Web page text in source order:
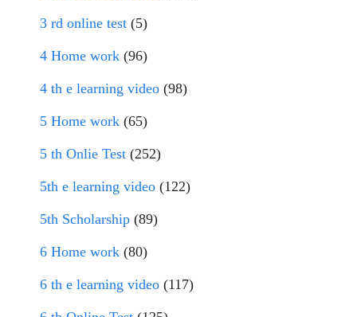
3 rd online test (5)
4 Home work (96)
4 th e learning video (98)
5 Home work (65)
5 th Onlie Test (252)
5th e learning video (122)
5th Scholarship (89)
6 Home work (80)
6 th e learning video (117)